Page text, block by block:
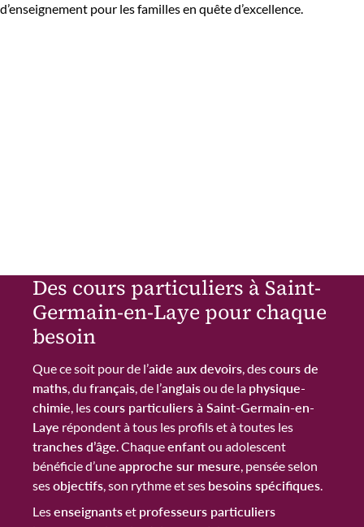
d’enseignement pour les familles en quête d’excellence.
Des cours particuliers à Saint-
Germain-en-Laye pour chaque
besoin
Que ce soit pour de l’aide aux devoirs, descours de
maths, du français, de l’anglaisou de la physique-
chimie, lescours particuliers à Saint-Germain-en-
Laye répondent à tous les profils et à toutes les
tranches d’âge. Chaqueenfantou adolescent
bénéficie d’uneapproche sur mesure, pensée selon
sesobjectifs, son rythme et ses besoins spécifiques.
Lesenseignantset professeurs particuliers